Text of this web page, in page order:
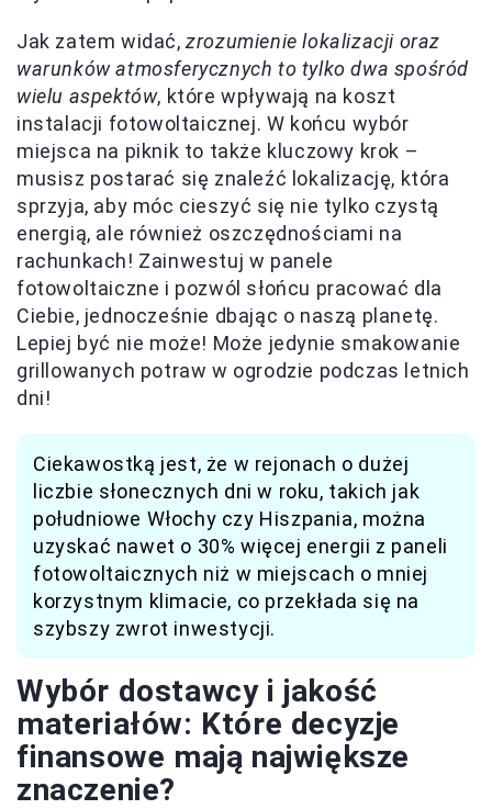
Jak zatem widać,zrozumienie lokalizacji oraz
warunków atmosferycznych to tylko dwa spośród
wielu aspektów, które wpływają na koszt
instalacji fotowoltaicznej. W końcu wybór
miejsca na piknik to także kluczowy krok –
musisz postarać się znaleźć lokalizację, która
sprzyja, aby móc cieszyć się nie tylko czystą
energią, ale również oszczędnościami na
rachunkach! Zainwestuj w panele
fotowoltaiczne i pozwól słońcu pracować dla
Ciebie, jednocześnie dbając o naszą planetę.
Lepiej być nie może! Może jedynie smakowanie
grillowanych potraw w ogrodzie podczas letnich
dni!
Ciekawostką jest, że w rejonach o dużej
liczbie słonecznych dni w roku, takich jak
południowe Włochy czy Hiszpania, można
uzyskać nawet o 30% więcej energii z paneli
fotowoltaicznych niż w miejscach o mniej
korzystnym klimacie, co przekłada się na
szybszy zwrot inwestycji.
Wybór dostawcy i jakość
materiałów: Które decyzje
finansowe mają największe
znaczenie?